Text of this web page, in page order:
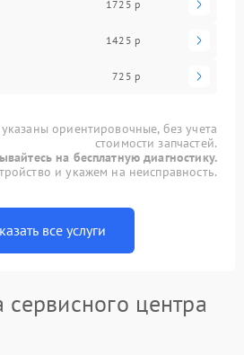
1725 р
1425 р
725 р
ориентировочные, без учета
стоимости запчастей.
на бесплатную диагностику.
и укажем на неисправность.
все услуги
центра